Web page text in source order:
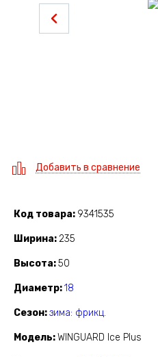
Добавить в сравнение
Код товара 9341535
Ширина 235
Высота 50
Диаметр 18
Сезон зима: фрикц.
Модель WINGUARD Ice Plus